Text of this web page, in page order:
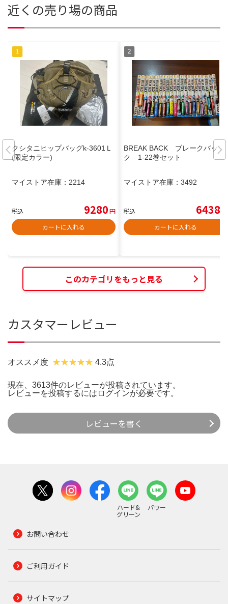
近くの売り場の商品
クシタニヒップバッグk-3601Ｌ
(限定カラー)
マイストア在庫： 2214
税込 9280円
カートに入れる
BREAK BACK ブレークバッ
ク 1-22巻セット
マイストア在庫： 3492
税込 6438
カートに入れる
このカテゴリをもっと見る
カスタマーレビュー
オススメ度 4.3点
現在、3613件のレビューが投稿されています。
レビューを投稿するには ログインが必要です。
レビューを書く
ハード&
グリーン
パワー
お問い合わせ
ご利用ガイド
サイトマップ